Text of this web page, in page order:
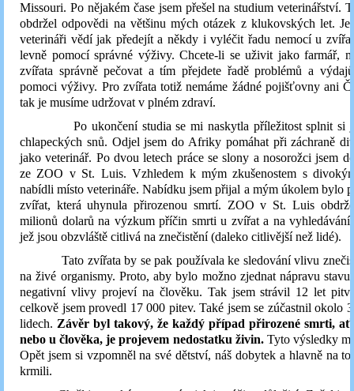
Missouri. Po nějakém čase jsem přešel na studium veterinářství.
obdržel odpovědi na většinu mých otázek z klukovských let. Je
veterináři vědí jak předejít a někdy i vyléčit řadu nemocí u
levně pomocí správné výživy. Chcete-li se uživit jako farmář,
zvířata správně pečovat a tím přejdete řadě problémů a
pomoci výživy. Pro zvířata totiž nemáme žádné pojišťovny ani
tak je musíme udržovat v plném zdraví.
Po ukončení studia se mi naskytla příležitost splnit si
chlapeckých snů. Odjel jsem do Afriky pomáhat při záchraně
jako veterinář. Po dvou letech práce se slony a nosorožci jsem
ze ZOO v St. Luis. Vzhledem k mým zkušenostem s
nabídli místo veterináře. Nabídku jsem přijal a mým úkolem bylo
zvířat, která uhynula přirozenou smrtí. ZOO v St. Luis
milionů dolarů na výzkum příčin smrti u zvířat a na vyhledávání
jež jsou obzvláště citlivá na znečistění (daleko citlivější než lidé).
Tato zvířata by se pak používala ke sledování vlivu
na živé organismy. Proto, aby bylo možno zjednat nápravu stavu
negativní vlivy projeví na člověku. Tak jsem strávil 12 let
celkově jsem provedl 17 000 pitev. Také jsem se zúčastnil okolo
lidech. Závěr byl takový, že každý případ přirozené smrti,
nebo u člověka, je projevem nedostatku živin.Tyto výsledky
Opět jsem si vzpomněl na své dětství, náš dobytek a hlavně na
krmili.